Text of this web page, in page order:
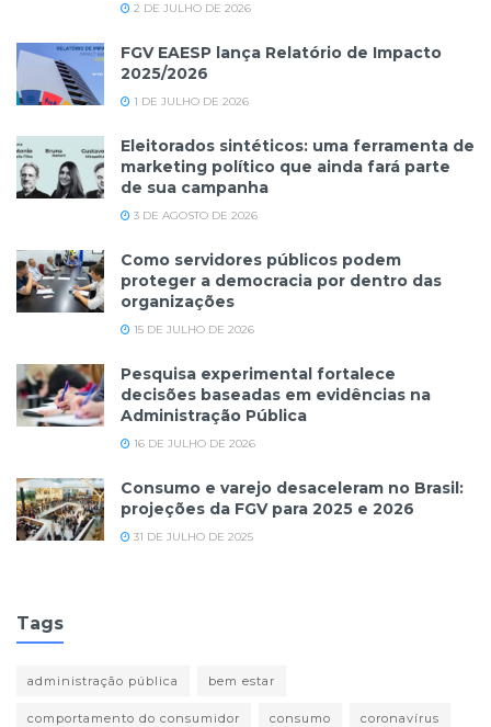
2 DE JULHO DE 2026
FGV EAESP lança Relatório de Impacto
2025/2026
1 DE JULHO DE 2026
Eleitorados sintéticos: uma ferramenta de
marketing político que ainda fará parte
de sua campanha
3 DE AGOSTO DE 2026
Como servidores públicos podem
proteger a democracia por dentro das
organizações
15 DE JULHO DE 2026
Pesquisa experimental fortalece
decisões baseadas em evidências na
Administração Pública
16 DE JULHO DE 2026
Consumo e varejo desaceleram no Brasil:
projeções da FGV para 2025 e 2026
31 DE JULHO DE 2025
Tags
administração pública bem estar
comportamento do consumidor consumo coronavírus